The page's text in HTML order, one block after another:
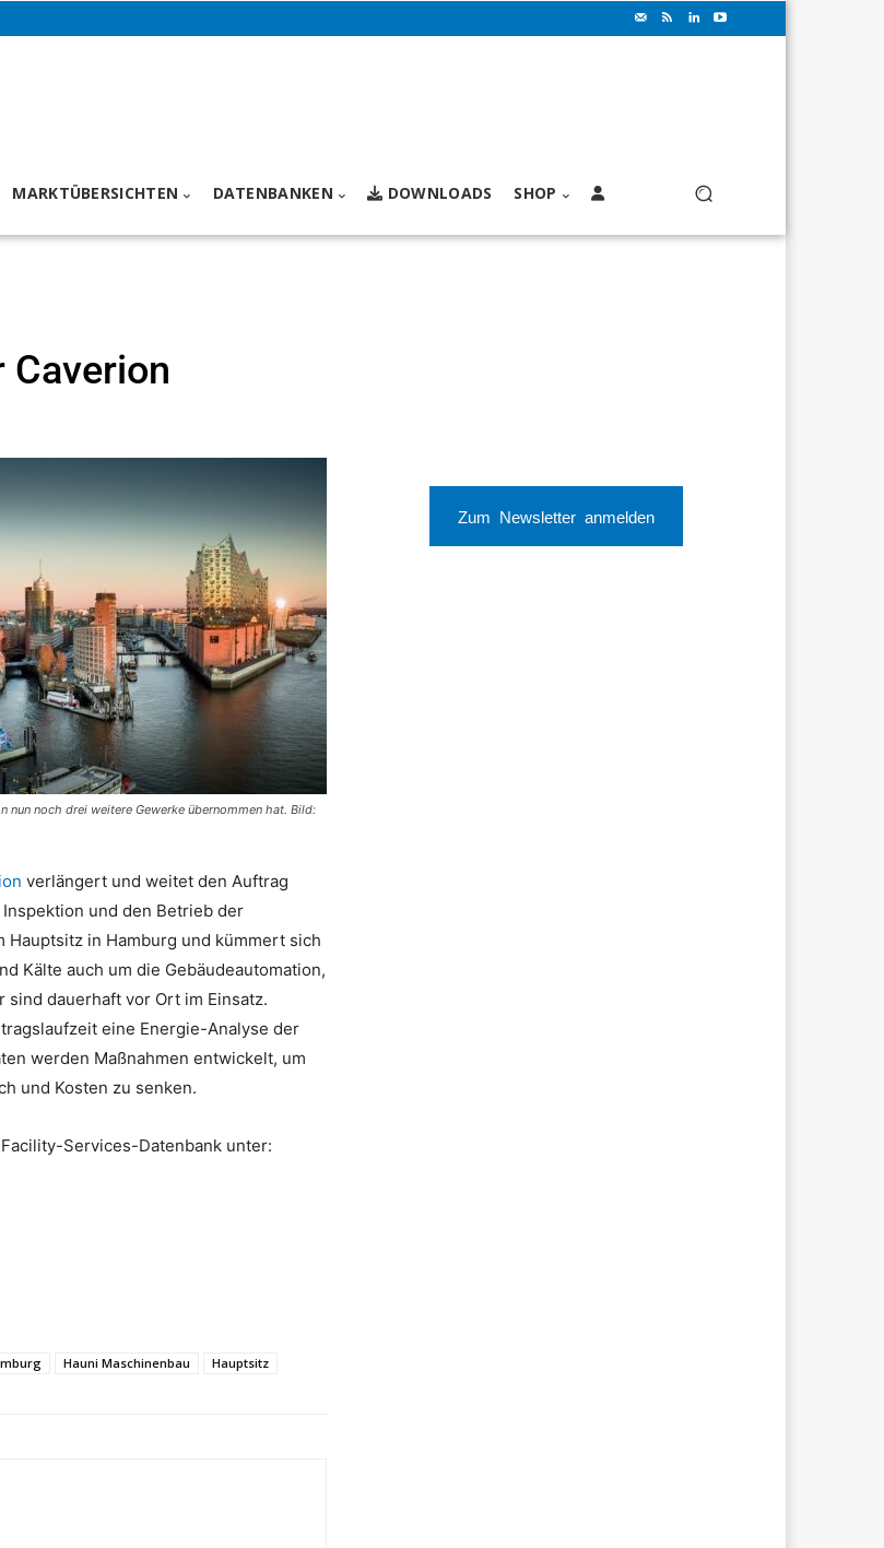
MARKTÜBERSICHTEN DATENBANKEN DOWNLOADS SHOP
noch drei weitere Gewerke übernommen hat. Bild:
verlängert und weitet den Auftrag
und den Betrieb der
Hauptsitz in Hamburg und kümmert sich
Kälte auch um die Gebäudeautomation,
dauerhaft vor Ort im Einsatz.
eine Energie-Analyse der
werden Maßnahmen entwickelt, um
und Kosten zu senken.
Services-Datenbank unter:
Hauni Maschinenbau
Hauptsitz
Zum Newsletter anmelden